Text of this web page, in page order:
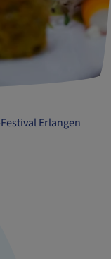
Erlangen